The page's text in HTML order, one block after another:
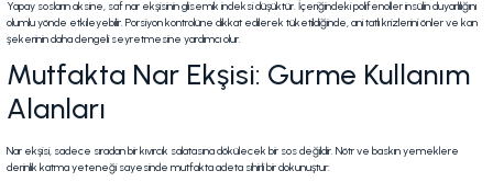
Yapay sosların aksine, saf nar ekşisinin glisemik indeksi düşüktür. İçeriğindeki polifenoller insülin duyarlılığını
olumlu yönde etkileyebilir. Porsiyon kontrolüne dikkat edilerek tüketildiğinde, ani tatlı krizlerini önler ve kan
şekerinin daha dengeli seyretmesine yardımcı olur.
Mutfakta Nar Ekşisi: Gurme Kullanım
Alanları
Nar ekşisi, sadece sıradan bir kıvırcık salatasına dökülecek bir sos değildir. Nötr ve baskın yemeklere
derinlik katma yeteneği sayesinde mutfakta adeta sihirli bir dokunuştur: